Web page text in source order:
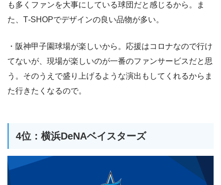
も多くファンを大事にしている球団だと感じるから。ま
た、T‐SHOPでデザインの良い品物が多い。
・阪神甲子園球場が楽しいから。応援はコロナなので行け
てないが、現場が楽しいのが一番のファンサービスだと思
う。そのうえで盛り上げるような演出もしてくれるからま
た行きたくなるので。
4位：横浜DeNAベイスターズ